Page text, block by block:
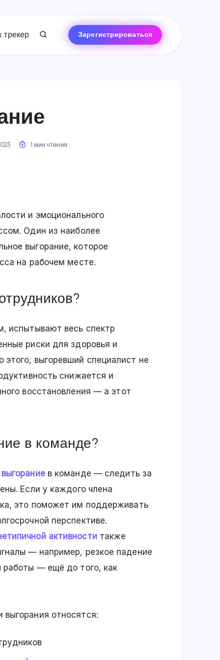
трекер Зарегистрироваться
1 мин чтения
и эмоционального
Один из наиболее
выгорание, которое
на рабочем месте.
испытывают весь спектр
риски для здоровья и
выгоревший специалист не
снижается и
восстановления — а этот
в команде?
в команде — следить за
Если у каждого члена
это поможет им поддерживать
перспективе.
активноститакже
— например, резкое падение
работы — ещё до того, как
относятся: